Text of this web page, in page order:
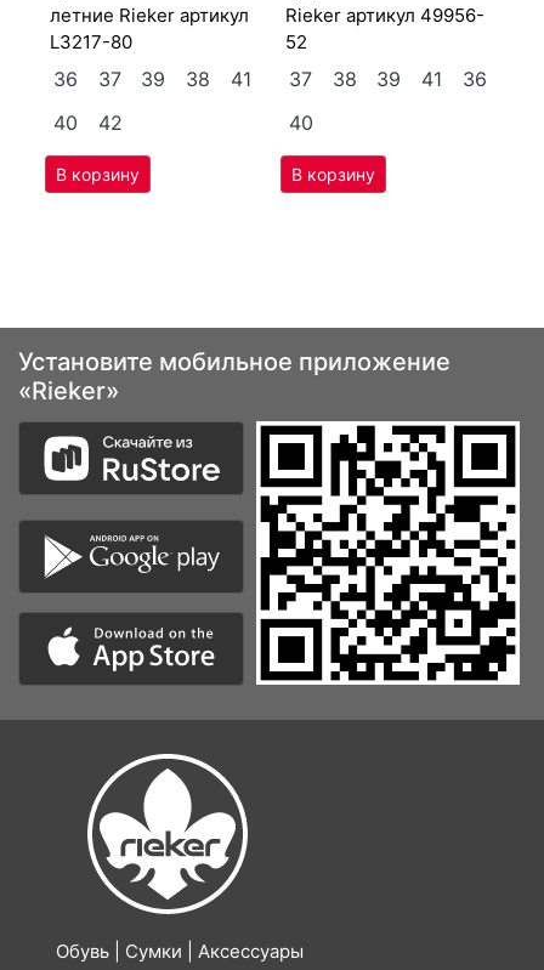
лет­ние Ri­eker артикул
L3217-80
36 37 39 38
41
40
42
Ri­eker артикул49956-
52
37 38 39 41
36
40
Установите мобильное приложение
«Rieker»
Обувь | Сумки | Аксессуары